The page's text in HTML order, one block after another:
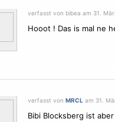
verfasst von bibea am 31.
Hooot ! Das is mal ne
verfasst von MRCL am 31.
Bibi Blocksberg ist